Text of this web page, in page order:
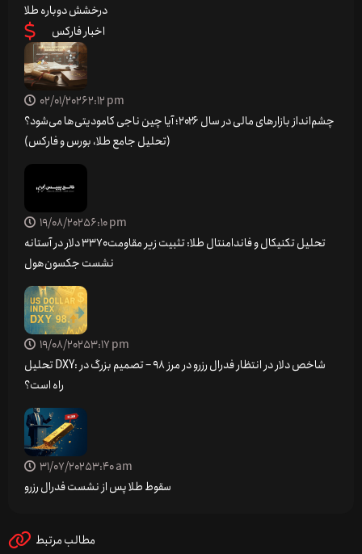
درخشش دوباره طلا
اخبار فارکس
02/01/20262:12 pm
چشم‌انداز بازارهای مالی در سال ۲۰۲۶؛ آیا چین ناجی کامودیتی‌ها می‌شود؟
(تحلیل جامع طلا، بورس و فارکس)
19/08/20256:10 pm
تحلیل تکنیکال و فاندامنتال طلا: تثبیت زیر مقاومت ۳۳۷۰ دلار در آستانه
نشست جکسون‌هول
19/08/20253:17 pm
تحلیل DXY: شاخص دلار در انتظار فدرال رزرو در مرز 98 – تصمیم بزرگ در
راه است؟
31/07/20253:40 am
سقوط طلا پس از نشست فدرال رزرو
مطالب مرتبط